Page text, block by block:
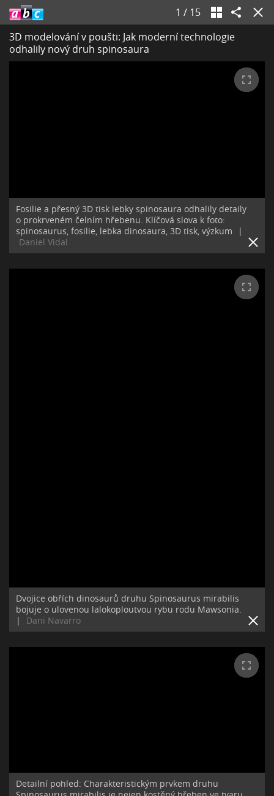
1 / 15
3D modelování v poušti: Jak moderní technologie
odhalily nový druh spinosaura
Fosilie a přesný 3D tisk lebky spinosaura odhalily detaily
o prokrveném čelním hřebenu. Klíčová slova k foto:
spinosaurus, fosilie, lebka dinosaura, 3D tisk, výzkum
|
Daniel Vidal
Dvojice obřích dinosaurů druhu Spinosaurus mirabilis
bojuje o ulovenou lalokoploutvou rybu rodu Mawsonia.
|
Dani Navarro
Detailní pohled: Charakteristickým prvkem druhu